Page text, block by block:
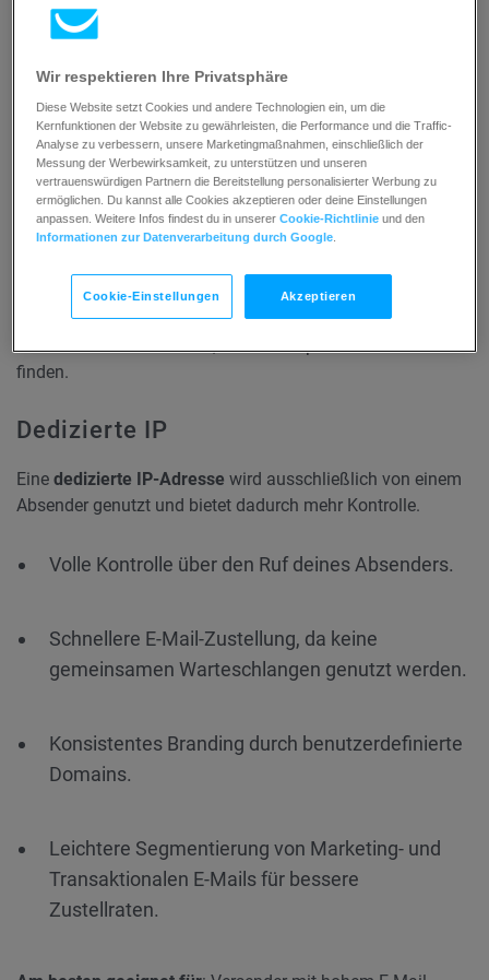
Ruf von kleinen Absendern stabilisieren kann.
Du musst dich nicht so sehr um die
Aufrechterhaltung deines Rufs kümmern wie bei
einer dedizierten IP – wir helfen dir dabei.
Am besten geeignet für: Unternehmen mit kleineren E-Mail-
Hinweis: Geteilte-IPs haben einen Qualifizierungsprozess.
Unser Sales Team hilft dir, die beste Option für dich zu
finden.
Dedizierte IP
Eine dedizierte IP-Adresse wird ausschließlich von einem
Absender genutzt und bietet dadurch mehr Kontrolle.
Volle Kontrolle über den Ruf deines Absenders.
Schnellere E-Mail-Zustellung, da keine
gemeinsamen Warteschlangen genutzt werden.
Konsistentes Branding durch benutzerdefinierte
Domains.
Leichtere Segmentierung von Marketing- und
Transaktionalen E-Mails für bessere
Zustellraten.
Wir respektieren Ihre Privatsphäre
Diese Website setzt Cookies und andere Technologien ein, um die
Kernfunktionen der Website zu gewährleisten, die Performance und die Traffic-
Analyse zu verbessern, unsere Marketingmaßnahmen, einschließlich der
Messung der Werbewirksamkeit, zu unterstützen und unseren
vertrauenswürdigen Partnern die Bereitstellung personalisierter Werbung zu
ermöglichen. Du kannst alle Cookies akzeptieren oder deine Einstellungen
anpassen. Weitere Infos findest du in unsererCookie-Richtlinie und den
Informationen zur Datenverarbeitung durch Google
Cookie-Einstellungen Akzeptieren